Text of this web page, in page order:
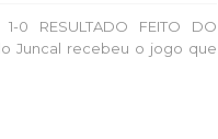
RESULTADO FEITO DO
Juncal recebeu o jogo que